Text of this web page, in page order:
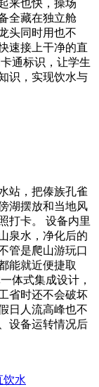
来也快，操场
全藏在独立舱
头同时用也不
速接上干净的直
通标识，让学生
识，实现饮水与
站，把傣族孔雀
湖摆放和当地风
打卡。 设备内里
泉水，净化后的
管是爬山游玩口
能就近便捷取
体式集成设计，
省时还不会破坏
日人流高峰也不
设备运转情况后